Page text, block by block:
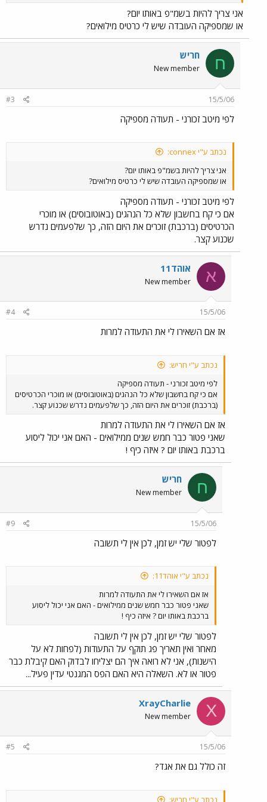
אני צריך להיות בשמ"פ באותו יום?
או שמספיקה העובדה שיש לי כרטיס מילואים?
ח חריש
New member
15/5/06
#3
לפי מיטב זכורני - תעודה מספיקה
נכתב ע"י connex:
אני צריך להיות בשמ"פ באותו יום?
או שמספיקה העובדה שיש לי כרטיס מילואים?
לפי מיטב זכורני - תעודה מספיקה
אם כי קח בחשבון שלא כל הנהגים (באוטובוסים) או מוכרי
הכרטיסים (ברכבת) זוכרים את היום הזה, כך שלפעמים נדרש
שכנוע קצר.
א אוהד11
New member
15/5/06
#4
אז אם השאירו לי את התעודה למרות
נכתב ע"י חריש:
לפי מיטב זכורני - תעודה מספיקה
אם כי קח בחשבון שלא כל הנהגים (באוטובוסים) או מוכרי הכרטיסים
(ברכבת) זוכרים את היום הזה, כך שלפעמים נדרש שכנוע קצר.
אז אם השאירו לי את התעודה למרות
שאני פטור כבר חמש שנים ממילואים - האם אני יכול ליסוע
ברכבת באותו יום ? איזה כיף !
ח חריש
New member
15/5/06
#9
לפטור שלי יש זמן, לכן אין לי תשובה
נכתב ע"י אוהד11:
אז אם השאירו לי את התעודה למרות
שאני פטור כבר חמש שנים ממילואים - האם אני יכול ליסוע
ברכבת באותו יום ? איזה כיף !
לפטור שלי יש זמן, לכן אין לי תשובה
מאחר ואין תאריך פג תוקף על התעודות (לפחות לא על
הישנות), אני לא רואה איך הם יצליחו לבדוק האם קיבלת כבר
פטור או לא. השאלה היא האם הפס המגנטי עדין פעיל...
X
XrayCharlie
New member
15/5/06
#5
זה כולל גם את אגד?
נכתב ע"י חריש: